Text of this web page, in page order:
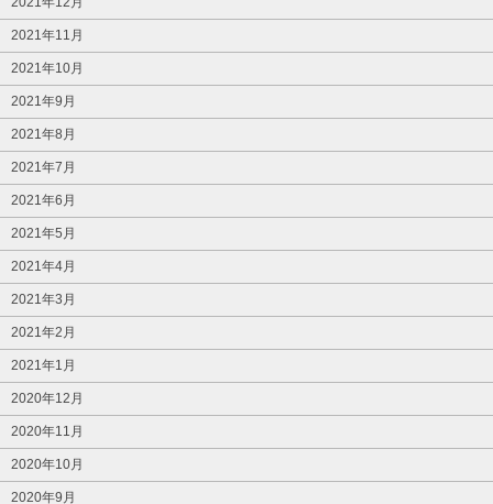
2021年11月
2021年10月
2021年9月
2021年8月
2021年7月
2021年6月
2021年5月
2021年4月
2021年3月
2021年2月
2021年1月
2020年12月
2020年11月
2020年10月
2020年9月